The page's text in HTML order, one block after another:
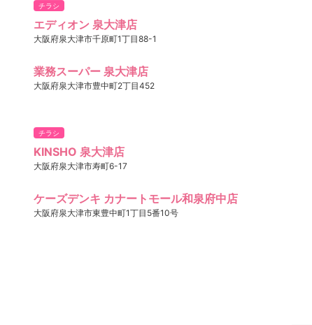
チラシ
エディオン 泉大津店
大阪府泉大津市千原町1丁目88-1
業務スーパー 泉大津店
大阪府泉大津市豊中町2丁目452
チラシ
KINSHO 泉大津店
大阪府泉大津市寿町6-17
ケーズデンキ カナートモール和泉府中店
大阪府泉大津市東豊中町1丁目5番10号